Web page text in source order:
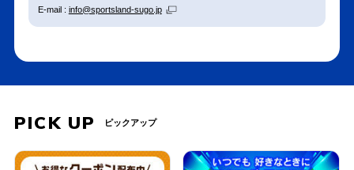
E-mail : info@sportsland-sugo.jp
PICK UP ピックアップ
PREV NEXT